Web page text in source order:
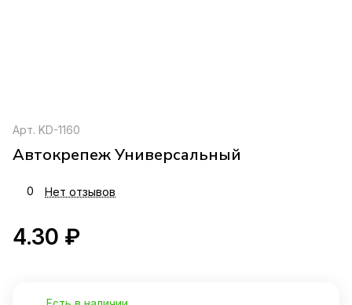
Арт. KD-1160
Автокрепеж Универсальный
0 Нет отзывов
4.30 ₽